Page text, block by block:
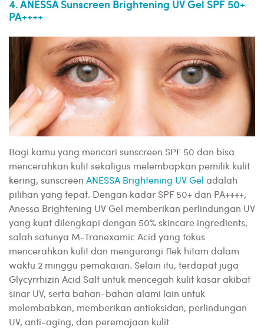
4. ANESSA Sunscreen Brightening UV Gel SPF 50+
PA++++
Bagi kamu yang mencari sunscreen SPF 50 dan bisa
mencerahkan kulit sekaligus melembapkan pemilik kulit
kering, sunscreen ANESSA Brightening UV Gel adalah
pilihan yang tepat. Dengan kadar SPF 50+ dan PA++++,
Anessa Brightening UV Gel memberikan perlindungan UV
yang kuat dilengkapi dengan 50% skincare ingredients,
salah satunya M-Tranexamic Acid yang fokus
mencerahkan kulit dan mengurangi flek hitam dalam
waktu 2 minggu pemakaian. Selain itu, terdapat juga
Glycyrrhizin Acid Salt untuk mencegah kulit kasar akibat
sinar UV, serta bahan-bahan alami lain untuk
melembabkan, memberikan antioksidan, perlindungan
UV, anti-aging, dan peremajaan kulit